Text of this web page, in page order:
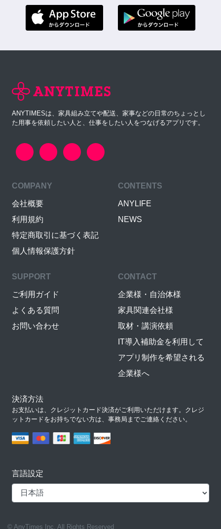
ANYTIMESは、家具組み立てや配送、家事などの日常のちょっとし
た用事を依頼したい人と、仕事をしたい人をつなげるアプリです。
COMPANY
会社概要
利用規約
特定商取引に基づく表記
個人情報保護方針
CONTENTS
ANYLIFE
NEWS
SUPPORT
ご利用ガイド
よくある質問
お問い合わせ
CONTACT
企業様・自治体様
家具関連会社様
取材・講演依頼
IT導入補助金を利用して
アプリ制作を希望される
企業様へ
決済方法
お支払いは、クレジットカード決済がご利用いただけます。クレジ
ットカードをお持ちでない方は、事務局までご連絡ください。
言語設定
© AnyTimes Inc. All Rights Reserved